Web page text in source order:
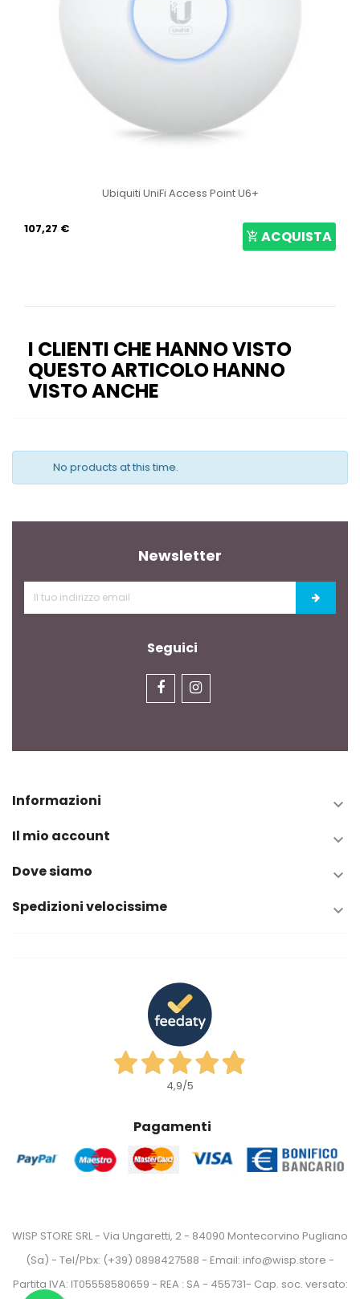
ACQUISTA
Ubiquiti UniFi 6 Long-Range
I CLIENTI CHE HANNO VISTO
QUESTO ARTICOLO HANNO
VISTO ANCHE
No products at this time.
Newsletter
Seguici
Informazioni 
Il mio account 
Dove siamo 
Spedizioni velocissime 
4,9/5
Pagamenti
WISP STORE SRL - Via Ungaretti, 2 - 84090 Montecorvino Pugliano
(Sa) - Tel/Pbx: (+39) 0898427588 - Email: info@wisp.store -
Partita IVA: IT05558580659 - REA : SA - 455731- Cap. soc. versato: